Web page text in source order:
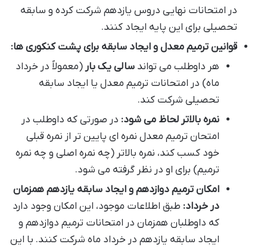
در امتحانات نهایی دروس یازدهم شرکت کرده و سابقه
تحصیلی برای این پایه ایجاد کنند.
قوانین ترمیم معدل و ایجاد سابقه برای پشت کنکوری ها:
هر داوطلب می تواند سالی یک بار(معمولاً در خرداد
ماه) در امتحانات ترمیم معدل یا ایجاد سابقه
تحصیلی شرکت کند.
نمره بالاتر لحاظ می شود: در صورتی که داوطلب در
امتحان ترمیم معدل نمره ای پایین تر از نمره قبلی
خود کسب کند، نمره بالاتر (چه نمره اصلی و چه نمره
ترمیم) برای او در نظر گرفته می شود.
امکان ترمیم دوازدهم و ایجاد سابقه یازدهم همزمان
در خرداد: طبق اطلاعات موجود، این امکان وجود دارد
که داوطلبان همزمان در امتحانات ترمیم دوازدهم و
ایجاد سابقه یازدهم در خرداد ماه شرکت کنند. با این